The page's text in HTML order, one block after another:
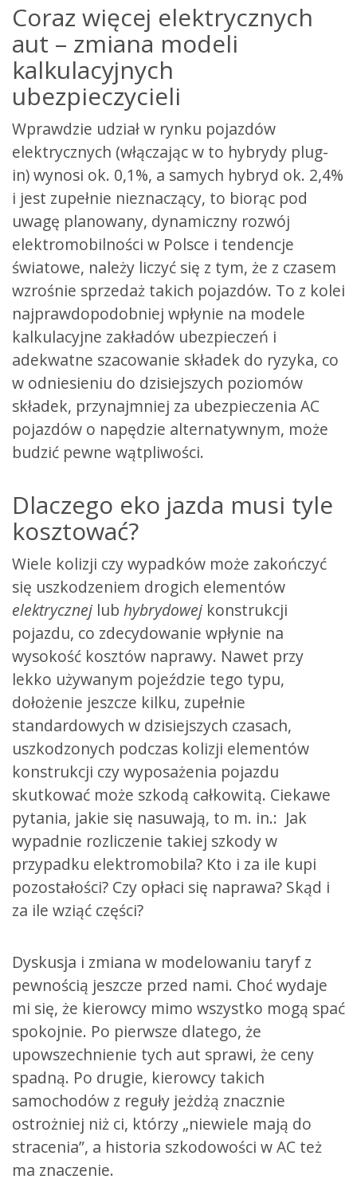
Coraz więcej elektrycznych
aut – zmiana modeli
kalkulacyjnych
ubezpieczycieli
Wprawdzie udział w rynku pojazdów
elektrycznych (włączając w to hybrydy plug-
in) wynosi ok. 0,1%, a samych hybryd ok. 2,4%
i jest zupełnie nieznaczący, to biorąc pod
uwagę planowany, dynamiczny rozwój
elektromobilności w Polsce i tendencje
światowe, należy liczyć się z tym, że z czasem
wzrośnie sprzedaż takich pojazdów. To z kolei
najprawdopodobniej wpłynie na modele
kalkulacyjne zakładów ubezpieczeń i
adekwatne szacowanie składek do ryzyka, co
w odniesieniu do dzisiejszych poziomów
składek, przynajmniej za ubezpieczenia AC
pojazdów o napędzie alternatywnym, może
budzić pewne wątpliwości.
Dlaczego eko jazda musi tyle
kosztować?
Wiele kolizji czy wypadków może zakończyć
się uszkodzeniem drogich elementów
elektrycznej lub hybrydowej konstrukcji
pojazdu, co zdecydowanie wpłynie na
wysokość kosztów naprawy. Nawet przy
lekko używanym pojeździe tego typu,
dołożenie jeszcze kilku, zupełnie
standardowych w dzisiejszych czasach,
uszkodzonych podczas kolizji elementów
konstrukcji czy wyposażenia pojazdu
skutkować może szkodą całkowitą. Ciekawe
pytania, jakie się nasuwają, to m. in.: Jak
wypadnie rozliczenie takiej szkody w
przypadku elektromobila? Kto i za ile kupi
pozostałości? Czy opłaci się naprawa? Skąd i
za ile wziąć części?
Dyskusja i zmiana w modelowaniu taryf z
pewnością jeszcze przed nami. Choć wydaje
mi się, że kierowcy mimo wszystko mogą spać
spokojnie. Po pierwsze dlatego, że
upowszechnienie tych aut sprawi, że ceny
spadną. Po drugie, kierowcy takich
samochodów z reguły jeżdżą znacznie
ostrożniej niż ci, którzy „niewiele mają do
stracenia”, a historia szkodowości w AC też
ma znaczenie.